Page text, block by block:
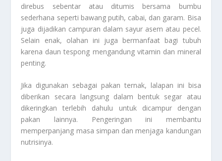
direbus sebentar atau ditumis bersama bumbu
sederhana seperti bawang putih, cabai, dan garam. Bisa
juga dijadikan campuran dalam sayur asem atau pecel.
Selain enak, olahan ini juga bermanfaat bagi tubuh
karena daun tespong mengandung vitamin dan mineral
penting.
Jika digunakan sebagai pakan ternak, lalapan ini bisa
diberikan secara langsung dalam bentuk segar atau
dikeringkan terlebih dahulu untuk dicampur dengan
pakan lainnya. Pengeringan ini membantu
memperpanjang masa simpan dan menjaga kandungan
nutrisinya.